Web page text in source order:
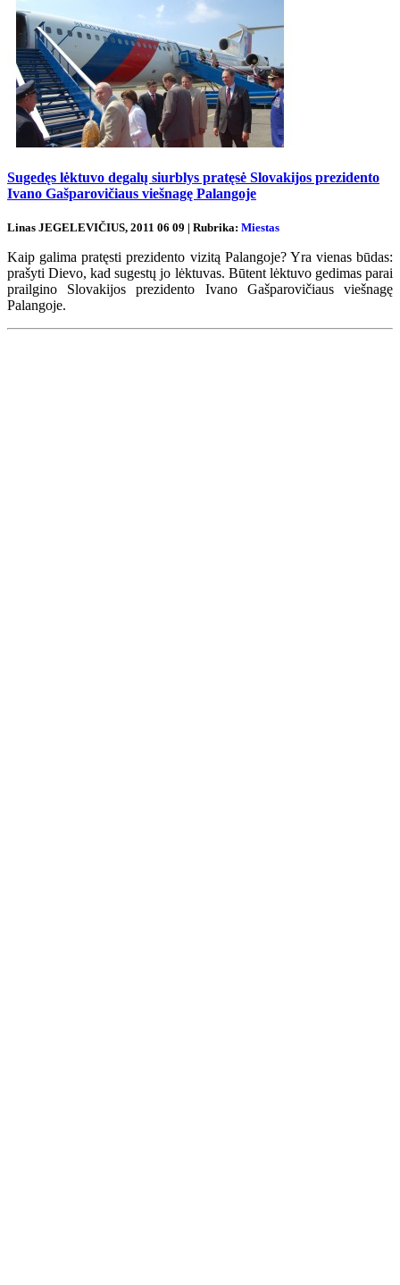
Sugedęs lėktuvo degalų siurblys pratęsė Slovakijos prezidento
Ivano Gašparovičiaus viešnagę Palangoje
Linas JEGELEVIČIUS, 2011 06 09 | Rubrika: Miestas
Kaip galima pratęsti prezidento vizitą Palangoje? Yra vienas būdas:
prašyti Dievo, kad sugestų jo lėktuvas. Būtent lėktuvo gedimas parai
prailgino Slovakijos prezidento Ivano Gašparovičiaus viešnagę
Palangoje.